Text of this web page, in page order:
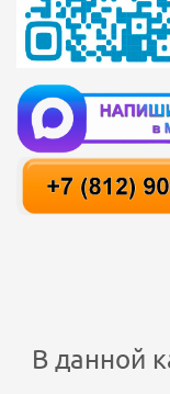
В данной